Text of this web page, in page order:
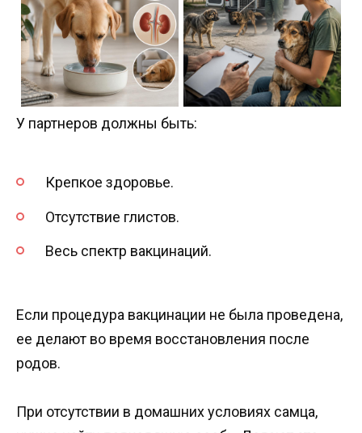
У партнеров должны быть:
Крепкое здоровье.
Отсутствие глистов.
Весь спектр вакцинаций.
Если процедура вакцинации не была проведена,
ее делают во время восстановления после
родов.
При отсутствии в домашних условиях самца,